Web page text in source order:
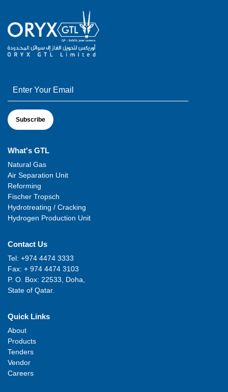
What's GTL
Natural Gas
Air Separation Unit
Reforming
Fischer Tropsch
Hydrotreating / Cracking
Hydrogen Production Unit
Contact Us
Tel: +974 4474 3333
Fax: + 974 4474 3103
P. O. Box: 22533, Doha,
State of Qatar.
Quick Links
About
Products
Tenders
Vendor
Careers